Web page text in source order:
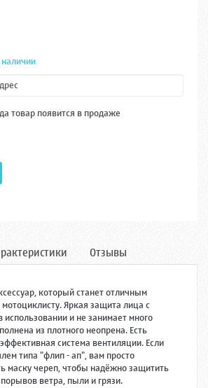
товар появится в продаже
Отзывы
который станет отличным
Яркая защита лица с
использовании и не занимает много
из плотного неопрена. Есть
система вентиляции. Если
типа "флип - ап", вам просто
маску череп, чтобы надёжно защитить
ветра, пыли и грязи.